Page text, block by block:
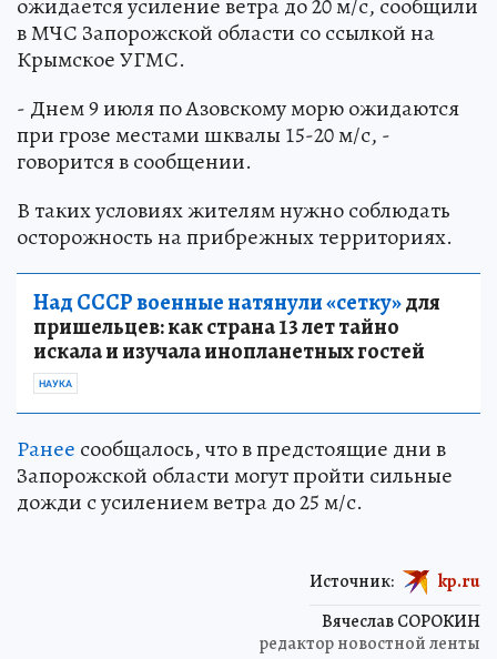
ожидается усиление ветра до 20 м/с, сообщили
в МЧС Запорожской области со ссылкой на
Крымское УГМС.
- Днем 9 июля по Азовскому морю ожидаются
при грозе местами шквалы 15-20 м/с, -
говорится в сообщении.
В таких условиях жителям нужно соблюдать
осторожность на прибрежных территориях.
Над СССР военные натянули «сетку»для
пришельцев: как страна 13 лет тайно
искала и изучала инопланетных гостей
НАУКА
Ранее сообщалось, что в предстоящие дни в
Запорожской области могут пройти сильные
дожди с усилением ветра до 25 м/с.
Вячеслав СОРОКИН
редактор новостной ленты
Источник: kp.ru